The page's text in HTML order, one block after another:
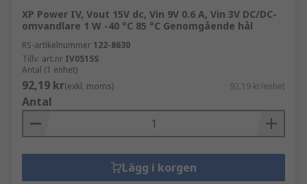
XP Power IV, Vout 15V dc, Vin 9V 0.6 A, Vin 3V DC/DC-
omvandlare 1 W -40 °C 85 °C Genomgående hål
RS-artikelnummer 122-8630
Tillv. art.nr IV0515S
Antal (1 enhet)
92,19 kr(exkl. moms) 92,19 kr/enhet
Antal
Lägg i korgen